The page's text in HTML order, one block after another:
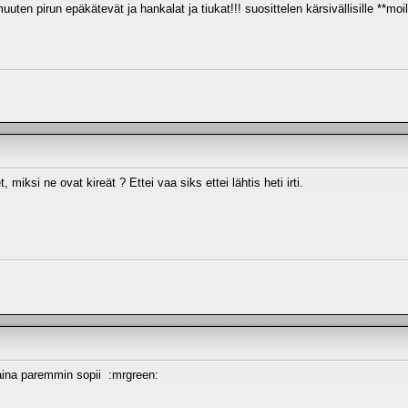
pirun epäkätevät ja hankalat ja tiukat!!! suosittelen kärsivällisille
miksi ne ovat kireät ? Ettei vaa siks ettei lähtis heti irti.
paremmin sopii :mrgreen: